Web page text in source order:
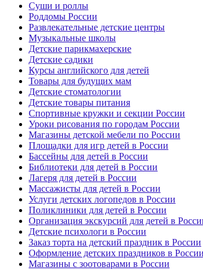
Суши и роллы
Роддомы России
Развлекательные детские центры
Музыкальные школы
Детские парикмахерские
Детские садики
Курсы английского для детей
Товары для будущих мам
Детские стоматологии
Детские товары питания
Спортивные кружки и секции России
Уроки рисования по городам России
Магазины детской мебели по России
Площадки для игр детей в России
Бассейны для детей в России
Библиотеки для детей в России
Лагеря для детей в России
Массажисты для детей в России
Услуги детских логопедов в России
Поликлиники для детей в России
Организация экскурсий для детей в
Детские психологи в России
Заказ торта на детский праздник в России
Оформление детских праздников в России
Магазины с зоотоварами в России